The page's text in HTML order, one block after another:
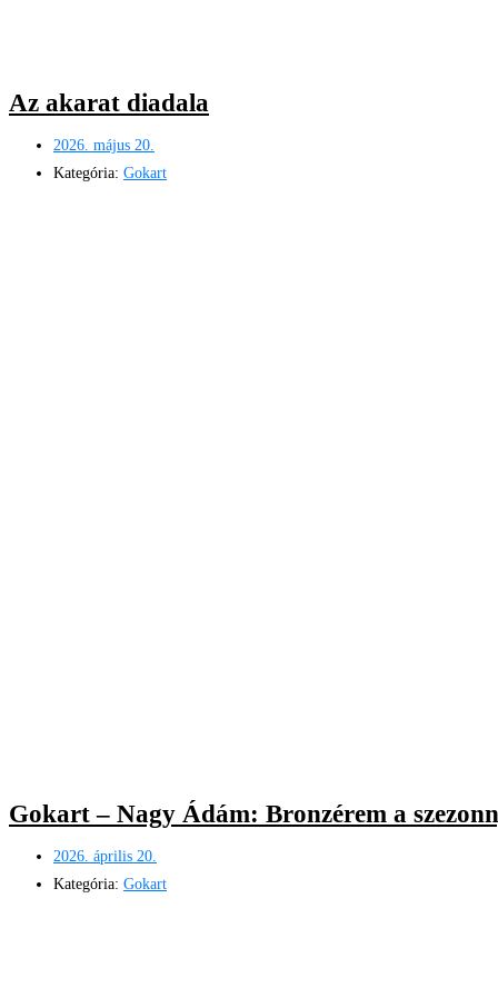
Az akarat diadala
2026. május 20.
Kategória: Gokart
Gokart – Nagy Ádám: Bronzérem a
2026. április 20.
Kategória: Gokart